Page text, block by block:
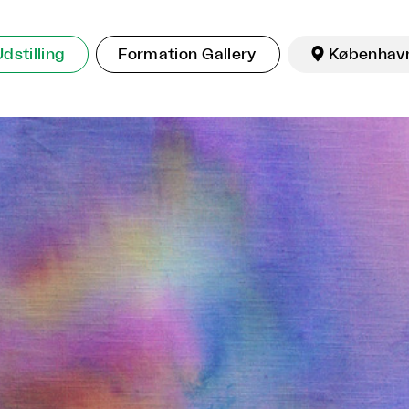
Formation Gallery 